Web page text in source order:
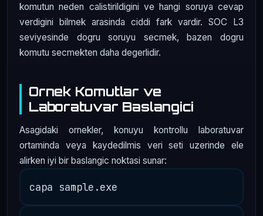
komutun neden calistirildigini ve hangi soruya cevap
verdigini bilmek arasinda ciddi fark vardir. SOC L3
seviyesinde dogru soruyu secmek, bazen dogru
komutu secmekten daha degerlidir.
Ornek Komutlar ve
Laboratuvar Baslangici
Asagidaki ornekler, konuyu kontrollu laboratuvar
ortaminda veya kaydedilmis veri seti uzerinde ele
alirken iyi bir baslangic noktasi sunar: